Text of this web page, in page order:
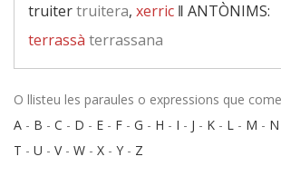
truitertruitera, xerric ‖ ANTÒNIMS:
terrassà terrassana
O llisteu les paraules o expressions que
A - B - C - D - E - F - G - H - I - J - K - L - M - N
T - U - V- W - X - Y - Z